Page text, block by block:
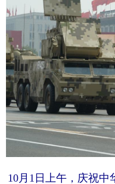
10月1日上午，庆祝中